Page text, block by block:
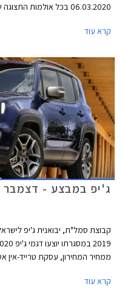
06.03.2020 בכל אולמות
קרא עוד
ג'יפ במבצע - דצמבר 2019
ממחיר המחירון, עסקת טרייד-אין
קרא עוד